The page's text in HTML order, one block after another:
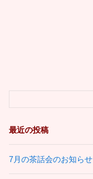
最近の投稿
7月の茶話会のお知らせ